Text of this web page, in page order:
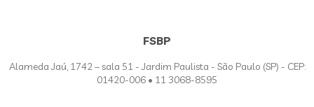
FSBP
Alameda Jaú, 1742 – sala 51 - Jardim Paulista - São Paulo (SP) - CEP:
01420-006 • 11 3068-8595